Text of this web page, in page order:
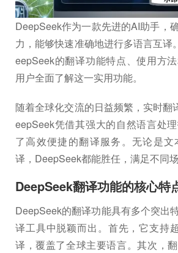
DeepSeek作为一款先进的AI助手，
力，能够快速准确地进行多语言互译
eepSeek的翻译功能特点、使用方
用户全面了解这一实用功能。
随着全球化交流的日益频繁，实时翻
eepSeek凭借其强大的自然语言处
了高效便捷的翻译服务。无论是
译，DeepSeek都能胜任，满足不同
DeepSeek翻译功能的核心特
DeepSeek的翻译功能具有多个突出
译工具中脱颖而出。首先，它支持
译，覆盖了全球主要语言。其次，